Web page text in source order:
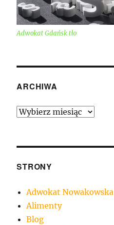
Adwokat Gdańsk tło
ARCHIWA
Archiwa
STRONY
Adwokat Nowakowska
Alimenty
Blog